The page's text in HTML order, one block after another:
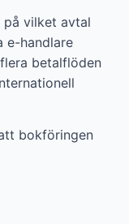
vilket avtal
e-handlare
betalflöden
bokföringen